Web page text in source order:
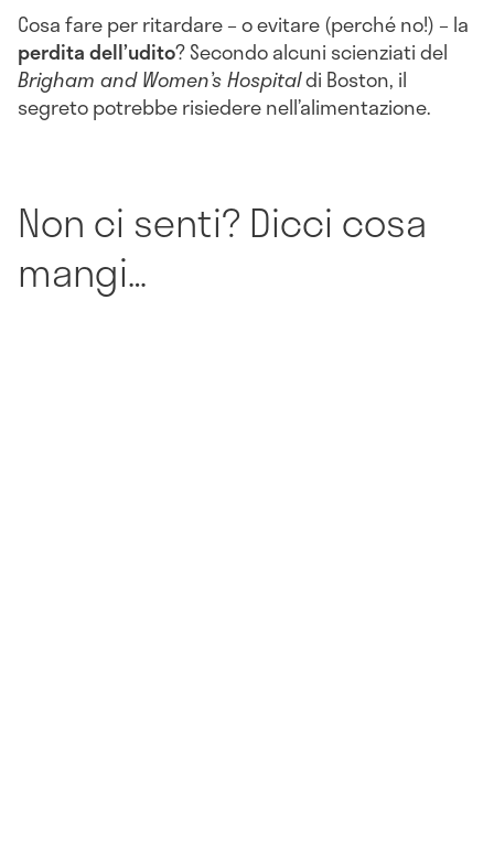
Cosa fare per ritardare – o evitare (perché no!) – la
perdita dell’udito? Secondo alcuni scienziati del
Brigham and Women’s Hospitaldi Boston, il
segreto potrebbe risiedere nell’alimentazione.
Non ci senti? Dicci cosa
mangi…